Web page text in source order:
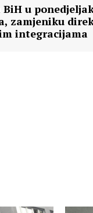
u
zamjeniku
integracijama